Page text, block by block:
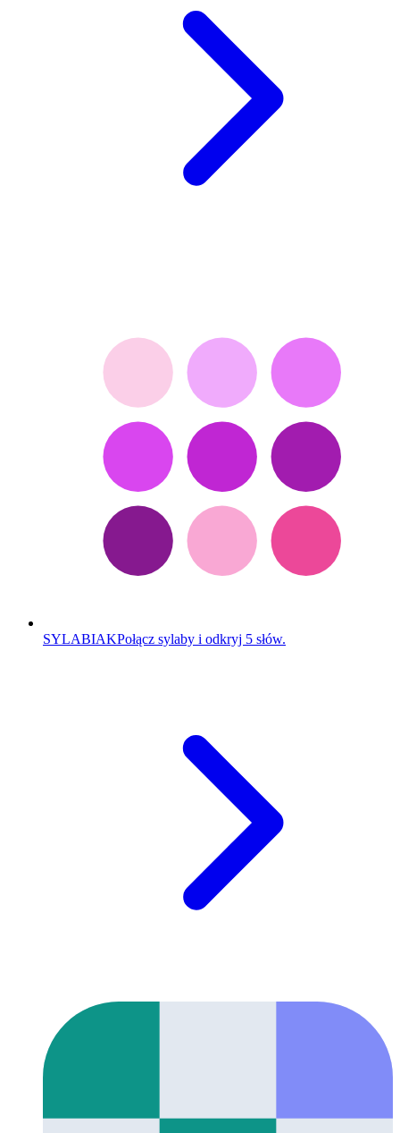
SYLABIAKPołącz sylaby i odkryj 5 słów.